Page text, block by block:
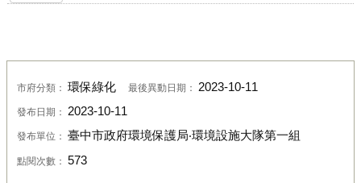
市府分類： 環保綠化 最後異動日期： 2023-10-11
發布日期： 2023-10-11
發布單位： 臺中市政府環境保護局‧環境設施大隊第一組
點閱次數： 573